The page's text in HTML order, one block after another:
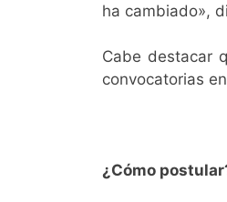
ha cambiado»,
Cabe destacar
convocatorias
¿Cómo